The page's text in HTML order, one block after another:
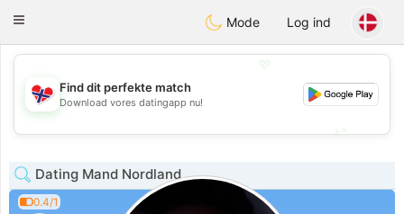
EkteNordmenn
Toggle
Mode Log ind
💖
💕
Find dit perfekte match
Download vores datingapp nu!
Dating Mand Nordland
0.4/1